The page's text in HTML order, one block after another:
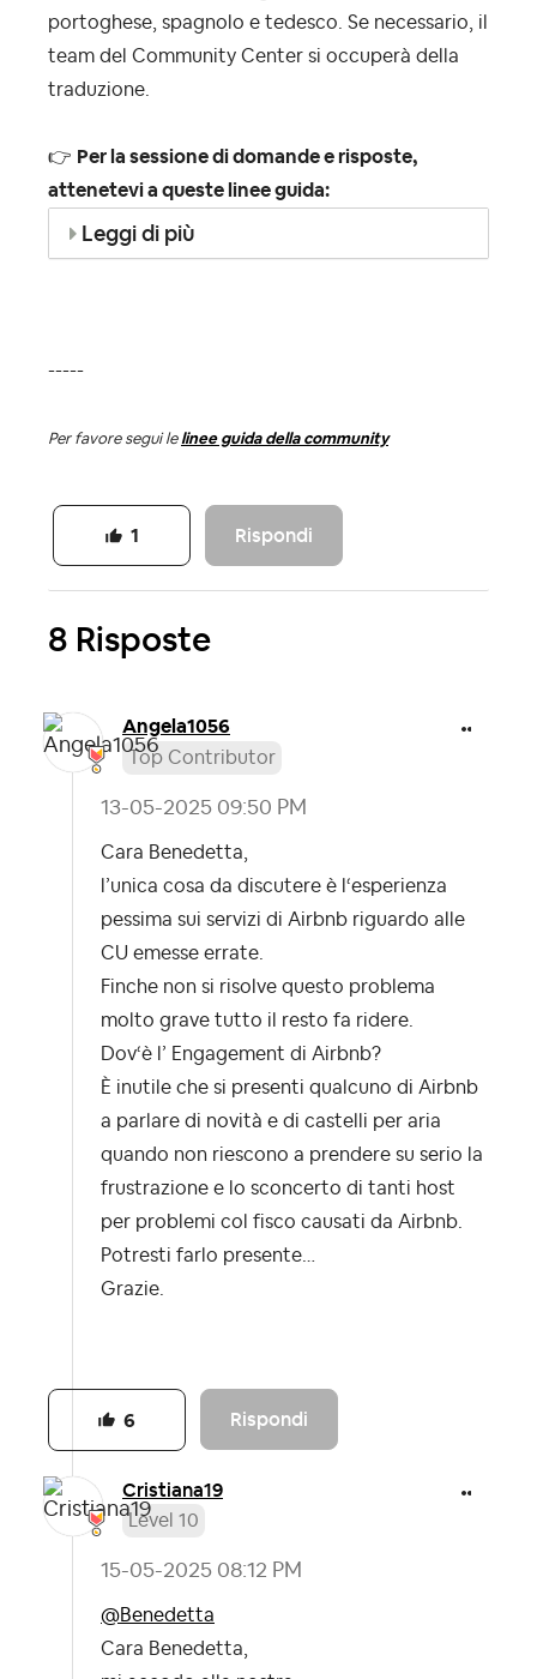
portoghese, spagnolo e tedesco. Se necessario, il
team del Community Center si occuperà della
traduzione.
👉 Per la sessione di domande e risposte,
attenetevi a queste linee guida:
Leggi di più
-----
Per favore segui le linee guida della community
Rispondi
1
8 Risposte
Angela1056
Top Contributor
‎13-05-2025 09:50 PM
Cara Benedetta,
l’unica cosa da discutere è l‘esperienza
pessima sui servizi di Airbnb riguardo alle
CU emesse errate.
Finche non si risolve questo problema
molto grave tutto il resto fa ridere.
Dov‘è l’ Engagement di Airbnb?
È inutile che si presenti qualcuno di Airbnb
a parlare di novità e di castelli per aria
quando non riescono a prendere su serio la
frustrazione e lo sconcerto di tanti host
per problemi col fisco causati da Airbnb.
Potresti farlo presente…
Grazie.
Rispondi
6
Cristiana19
Level 10
‎15-05-2025 08:12 PM
@Benedetta
Cara Benedetta,